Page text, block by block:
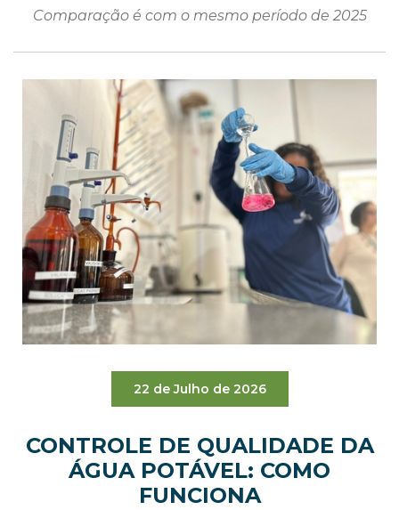
Comparação é com o mesmo período de 2025
22 de Julho de 2026
CONTROLE DE QUALIDADE DA
ÁGUA POTÁVEL: COMO
FUNCIONA